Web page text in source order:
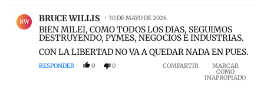
Comentario de BRUCE WILLIS.
BW BRUCE WILLIS 30 DE MAYO DE 2026
BIEN MILEI, COMO TODOS LOS DIAS, SEGUIMOS
DESTRUYENDO, PYMES, NEGOCIOS E INDUSTRIAS.
CON LA LIBERTAD NO VA A QUEDAR NADA EN PUES.
RESPONDER 0 0 COMPARTIR MARCAR
COMO
INAPROPIADO